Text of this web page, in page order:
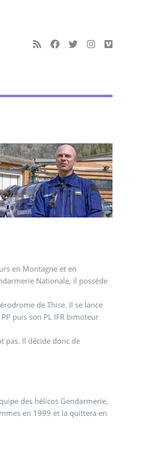
en Montagne et en
Nationale, il possède
de Thise. Il se lance
puis son PL IFR bimoteur
pas. Il décide donc de
des hélicos Gendarmerie,
en 1999 et la quittera en